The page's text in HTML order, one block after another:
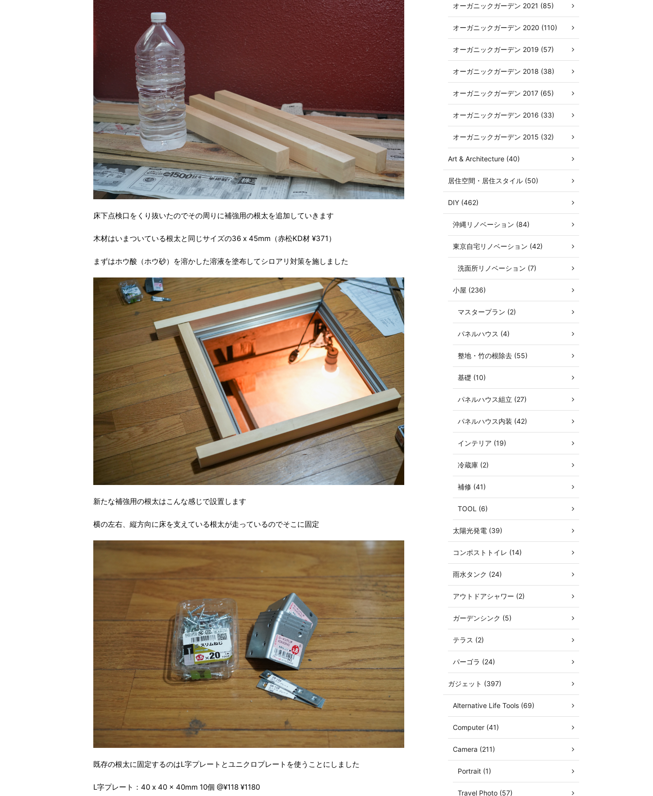
床下点検口をくり抜いたのでその周りに補強用の根太を追加していきます
木材はいまついている根太と同じサイズの36 x 45mm（赤松KD材 ¥371）
まずはホウ酸（ホウ砂）を溶かした溶液を塗布してシロアリ対策を施しました
新たな補強用の根太はこんな感じで設置します
横の左右、縦方向に床を支えている根太が走っているのでそこに固定
既存の根太に固定するのはL字プレートとユニクロプレートを使うことにしました
L字プレート：40 x 40 x 40mm 10個 @¥118 ¥1180
オーガニックガーデン 2021 (85)
オーガニックガーデン 2020 (110)
オーガニックガーデン 2019 (57)
オーガニックガーデン 2018 (38)
オーガニックガーデン 2017 (65)
オーガニックガーデン 2016 (33)
オーガニックガーデン 2015 (32)
Art & Architecture (40)
居住空間・居住スタイル (50)
DIY (462)
沖縄リノベーション (84)
東京自宅リノベーション (42)
洗面所リノベーション (7)
小屋 (236)
マスタープラン (2)
パネルハウス (4)
整地・竹の根除去 (55)
基礎 (10)
パネルハウス組立 (27)
パネルハウス内装 (42)
インテリア (19)
冷蔵庫 (2)
補修 (41)
TOOL (6)
太陽光発電 (39)
コンポストトイレ (14)
雨水タンク (24)
アウトドアシャワー (2)
ガーデンシンク (5)
テラス (2)
パーゴラ (24)
ガジェット (397)
Alternative Life Tools (69)
Computer (41)
Camera (211)
Portrait (1)
Travel Photo (57)